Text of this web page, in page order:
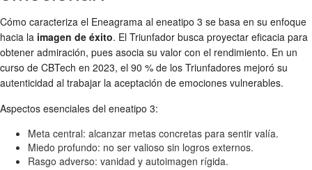
Cómo caracteriza el Eneagrama al eneatipo 3 se basa en su enfoque
hacia la imagen de éxito. El Triunfador busca proyectar eficacia para
obtener admiración, pues asocia su valor con el rendimiento. En un
curso de CBTech en 2023, el 90 % de los Triunfadores mejoró su
autenticidad al trabajar la aceptación de emociones vulnerables.
Aspectos esenciales del eneatipo 3:
Meta central: alcanzar metas concretas para sentir valía.
Miedo profundo: no ser valioso sin logros externos.
Rasgo adverso: vanidad y autoimagen rígida.